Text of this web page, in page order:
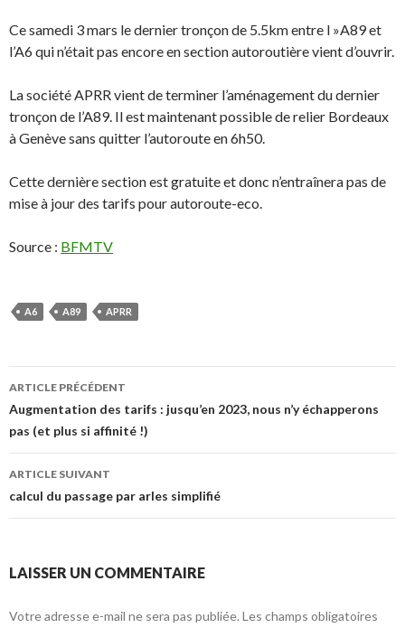
Ce samedi 3 mars le dernier tronçon de 5.5km entre l »A89 et
l’A6 qui n’était pas encore en section autoroutière vient d’ouvrir.
La société APRR vient de terminer l’aménagement du dernier
tronçon de l’A89. Il est maintenant possible de relier Bordeaux
à Genève sans quitter l’autoroute en 6h50.
Cette dernière section est gratuite et donc n’entraînera pas de
mise à jour des tarifs pour autoroute-eco.
Source : BFMTV
A6 A89 APRR
Navigation
des
articles
ARTICLE PRÉCÉDENT
Augmentation des tarifs : jusqu’en 2023, nous n’y échapperons
pas (et plus si affinité !)
ARTICLE SUIVANT
calcul du passage par arles simplifié
LAISSER UN COMMENTAIRE
Votre adresse e-mail ne sera pas publiée. Les champs obligatoires